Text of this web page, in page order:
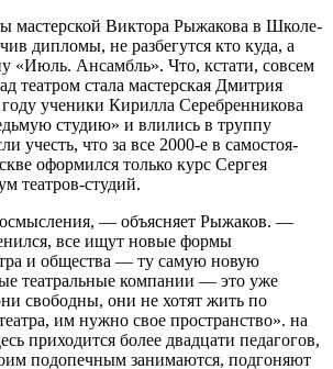
мастерской Виктора Рыжакова в Школе-
дипломы, не разбе­гутся кто куда, а
«Июль. Ансамбль». Что, кстати, совсем
теат­ром стала мастерская Дмитрия
ученики Кирилла Серебренникова
студию» и вли­лись в труппу
учесть, что за все 2000-е в самостоя­
оформился только курс Сергея
театров-студий.
— объясняет Рыжаков. —
все ищут новые фор­мы
и общества — ту самую новую
театральные компании — это уже
сво­бодны, они не хотят жить по
им нужно свое пространство». на
прихо­дится более двадцати педагогов,
подопеч­ным занимаются, подгоняют